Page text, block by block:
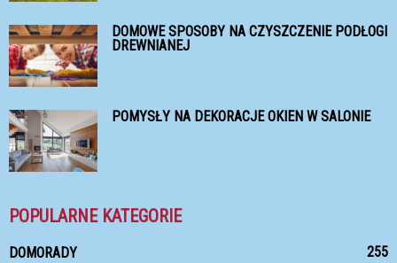
DOMOWE SPOSOBY NA CZYSZCZENIE PODŁOGI
DREWNIANEJ
POMYSŁY NA DEKORACJE OKIEN W SALONIE
POPULARNE KATEGORIE
DOMORADY 255